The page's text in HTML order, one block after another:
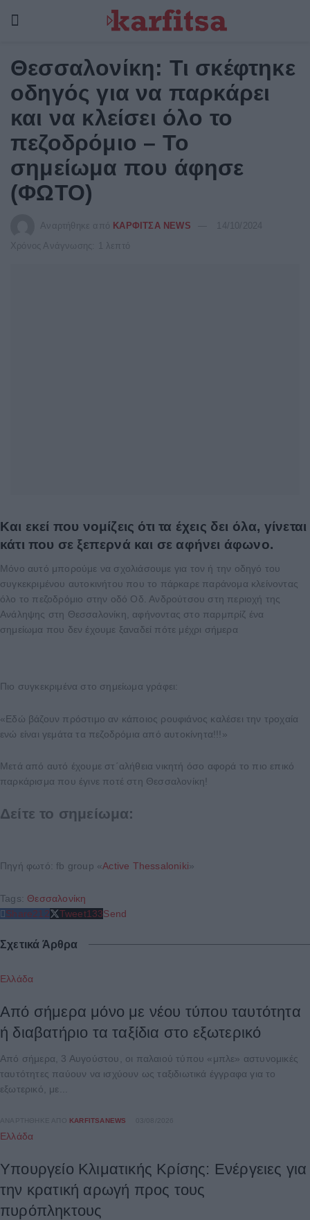
Θεσσαλονίκη: Τι σκέφτηκε
οδηγός για να παρκάρει
και να κλείσει όλο το
πεζοδρόμιο – Το
σημείωμα που άφησε
(ΦΩΤΟ)
Αναρτήθηκε από ΚΑΡΦΙΤΣΑ NEWS
Χρόνος Ανάγνωσης: 1 λεπτό
Και εκεί που νομίζεις ότι τα έχεις δει όλα, γίνεται
κάτι που σε ξεπερνά και σε αφήνει άφωνο.
Μόνο αυτό μπορούμε να σχολιάσουμε για τον ή την οδηγό του
συγκεκριμένου αυτοκινήτου που το πάρκαρε παράνομα κλείνοντας
όλο το πεζοδρόμιο στην οδό Οδ. Ανδρούτσου στη περιοχή της
Ανάληψης στη Θεσσαλονίκη, αφήνοντας στο παρμπρίζ ένα
σημείωμα που δεν έχουμε ξαναδεί πότε μέχρι σήμερα
Πιο συγκεκριμένα στο σημείωμα γράφει:
«Εδώ βάζουν πρόστιμο αν κάποιος ρουφιάνος καλέσει την τροχαία
ενώ είναι γεμάτα τα πεζοδρόμια από αυτοκίνητα!!!»
Μετά από αυτό έχουμε στ΄αλήθεια νικητή όσο αφορά το πιο επικό
παρκάρισμα που έγινε ποτέ στη Θεσσαλονίκη!
Δείτε το σημείωμα:
Πηγή φωτό: fb group «Active Thessaloniki»
Tags: Θεσσαλονίκη
Share212 Tweet133Send
Σχετικά Άρθρα
Ελλάδα
Από σήμερα μόνο με νέου τύπου ταυτότητα
ή διαβατήριο τα ταξίδια στο εξωτερικό
Από σήμερα, 3 Αυγούστου, οι παλαιού τύπου «μπλε» αστυνομικές
ταυτότητες παύουν να ισχύουν ως ταξιδιωτικά έγγραφα για το
εξωτερικό, με...
ΑΝΑΡΤΉΘΗΚΕ ΑΠΌ KARFITSANEWS
Ελλάδα
Υπουργείο Κλιματικής Κρίσης: Ενέργειες για
την κρατική αρωγή προς τους
πυρόπληκτους